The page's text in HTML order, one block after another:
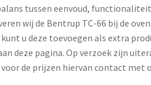
tussen eenvoud,
wij de Bentrup TC-66 bij de
u deze toevoegen als extra
deze pagina. Op verzoek zijn
de prijzen hiervan contact met